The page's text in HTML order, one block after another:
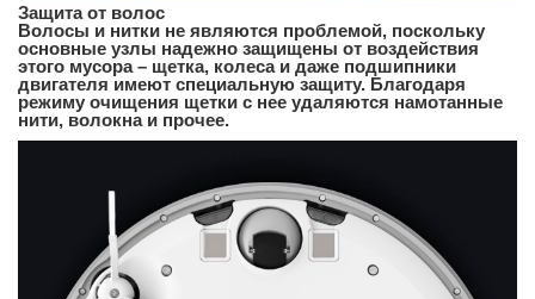
Защита от волос
Волосы и нитки не являются проблемой, поскольку
основные узлы надежно защищены от воздействия
этого мусора – щетка, колеса и даже подшипники
двигателя имеют специальную защиту. Благодаря
режиму очищения щетки с нее удаляются намотанные
нити, волокна и прочее.